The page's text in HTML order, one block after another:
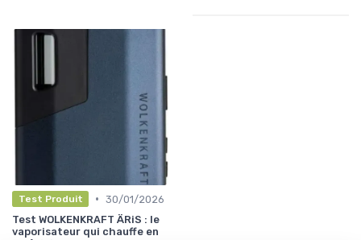
Test Produit • 30/01/2026
Test WOLKENKRAFT ÄRiS : le
vaporisateur qui chauffe en